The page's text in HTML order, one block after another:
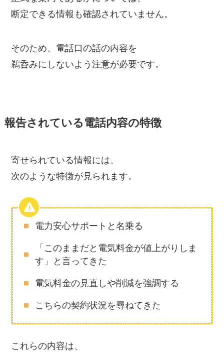
断定できる情報も確認されていません。
そのため、電話口の話の内容を
鵜呑みにしないよう注意が必要です。
報告されている電話内容の特徴
寄せられている情報には、
次のような特徴が見られます。
電力安心サポートと名乗る
「このままだと電気料金が値上がりしま
す」と言ってきた
電気料金の見直しや削減を強調する
こちらの契約状況を尋ねてきた
これらの内容は、